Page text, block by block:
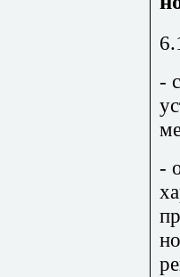
-
-